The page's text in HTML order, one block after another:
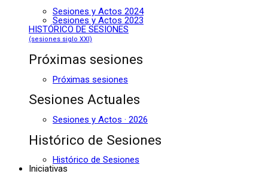
Sesiones y Actos 2024
Sesiones y Actos 2023
HISTÓRICO DE SESIONES
(sesiones siglo XXI)
Próximas sesiones
Próximas sesiones
Sesiones Actuales
Sesiones y Actos · 2026
Histórico de Sesiones
Histórico de Sesiones
Iniciativas